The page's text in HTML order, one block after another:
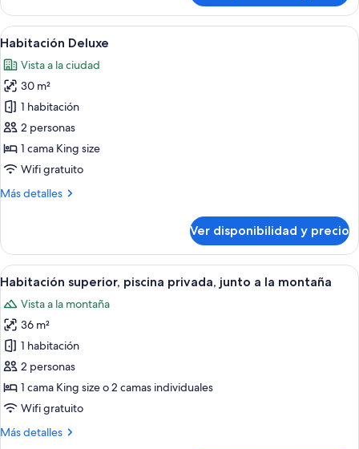
doble
Deluxe
Ver
todas
las
fotos
de
Habitación
Deluxe
Una cama bien hecha con ropa
7
Habitación Deluxe
Vista a la ciudad
30 m²
1 habitación
2 personas
1 cama King size
Wifi gratuito
Más detalles
Más
Deluxe
Ver disponibilidad y precio
Ver
todas
las
fotos
de
Habitación
superior,
piscina
privada,
junto
Una piscina con agua cristalina
6
Habitación superior, piscina privada, junto a la montaña
Vista a la montaña
36 m²
1 habitación
2 personas
1 cama King size o 2 camas individuales
Wifi gratuito
Más detalles
Más